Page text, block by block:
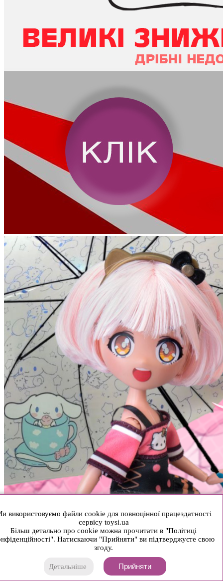
використовуємо файли cookie для повноцінної працездатності
сервісу toysi.ua
Більш детально про cookie можна прочитати в "Політиці
Натискаючи "Прийняти" ви підтверджуєте свою
згоду.
Детальніше Прийняти